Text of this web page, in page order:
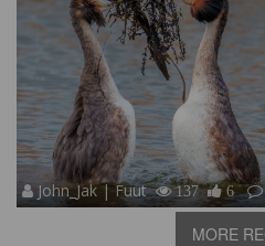
John_Jak | Fuut 137 6
MORE